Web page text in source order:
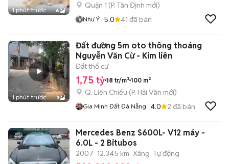
1 phút trước 6
Quận 1 (P. Tân Định mới)
Như Ý 5.0 41 đã bán
1 phút trước 3
Đất đường 5m oto thông thoáng
Nguyễn Văn Cừ - Kim liên
Đất thổ cư
1,75 tỷ 18 tr/m² 100 m²
Q. Liên Chiểu (P. Hải Vân mới)
Gia Minh Đất Đà Nẵng 4.0 2 đã bán
Mercedes Benz S600L- V12 máy -
6.0L - 2 Bitubos
2007 12.345 km Xăng Tự động